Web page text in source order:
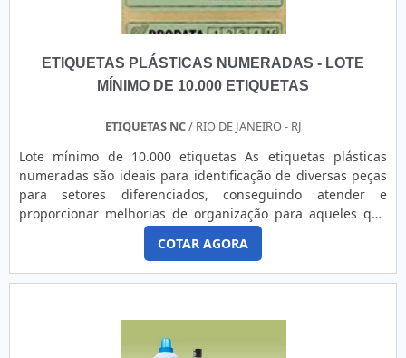
ETIQUETAS PLÁSTICAS NUMERADAS - LOTE
MÍNIMO DE 10.000 ETIQUETAS
ETIQUETAS NC/ RIO DE JANEIRO - RJ
Lote mínimo de 10.000 etiquetas As etiquetas plásticas
numeradas são ideais para identificação de diversas peças
para setores diferenciados, conseguindo atender e
proporcionar melhorias de organização para aqueles que
as obtém. A confecção deste tipo de etiquetas podem ser
com materiais como: - Papel couchê auto-adesivo, -
Termotransferência, - Termosensível, - Fluorescente - BOPP,
- Poliéster, - E similares. Este tipo de eti....
COTAR AGORA